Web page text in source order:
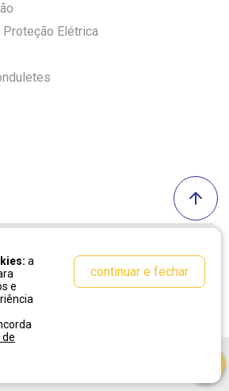
Elétrica
a
e
de
continuar e fechar